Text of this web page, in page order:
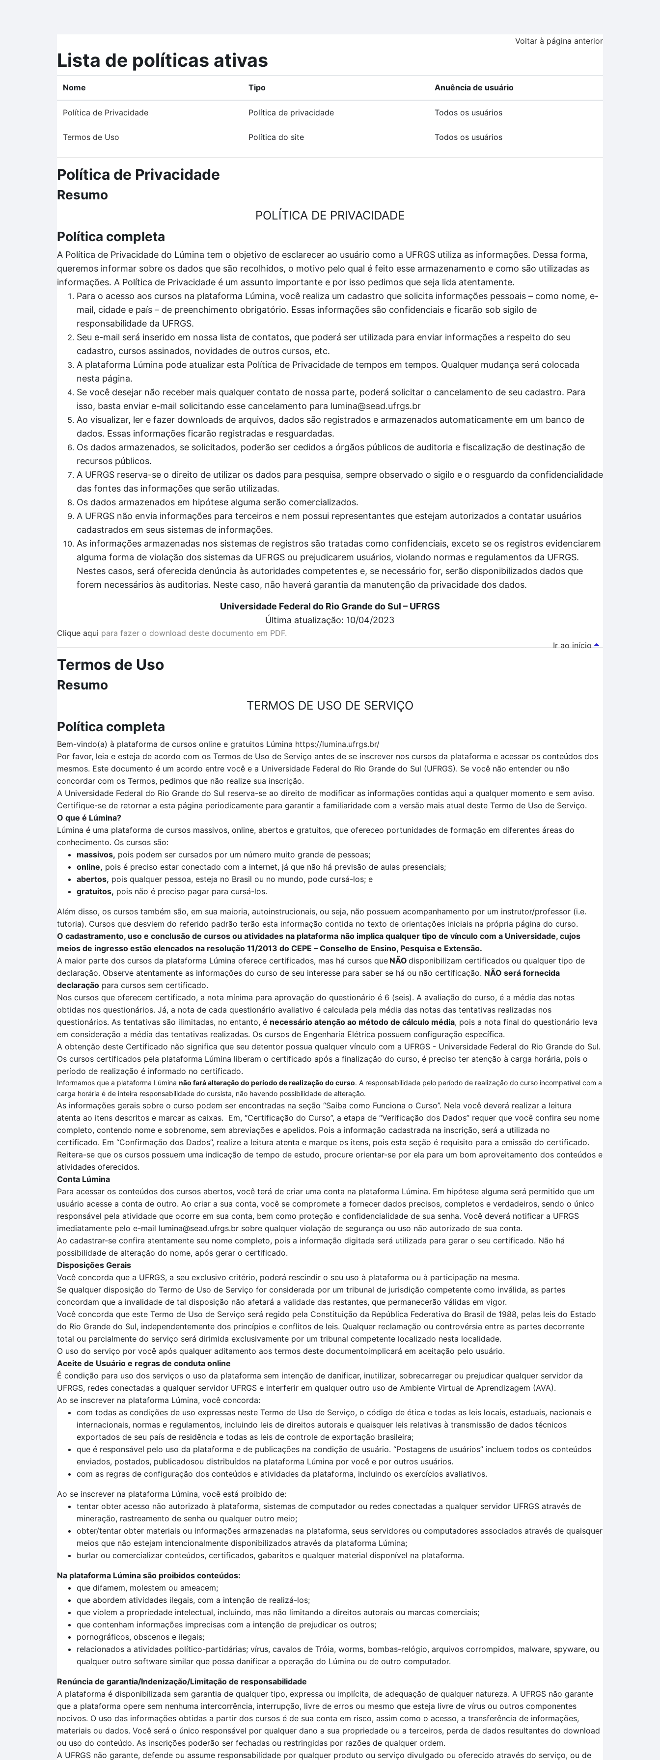
Voltar à página anterior
Lista de políticas ativas
Nome Tipo Anuência de usuário
Política de Privacidade Política de privacidade Todos os usuários
Termos de Uso Política do site Todos os usuários
Política de Privacidade
Resumo
POLÍTICA DE PRIVACIDADE
Política completa
A Política de Privacidade do Lúmina tem o objetivo de esclarecer ao usuário como a UFRGS utiliza as informações. Dessa forma,
queremos informar sobre os dados que são recolhidos, o motivo pelo qual é feito esse armazenamento e como são utilizadas as
informações. A Política de Privacidade é um assunto importante e por isso pedimos que seja lida atentamente.
Para o acesso aos cursos na plataforma Lúmina, você realiza um cadastro que solicita informações pessoais – como nome, e-
mail, cidade e país – de preenchimento obrigatório. Essas informações são confidenciais e ficarão sob sigilo de
responsabilidade da UFRGS.
Seu e-mail será inserido em nossa lista de contatos, que poderá ser utilizada para enviar informações a respeito do seu
cadastro, cursos assinados, novidades de outros cursos, etc.
A plataforma Lúmina pode atualizar esta Política de Privacidade de tempos em tempos. Qualquer mudança será colocada
nesta página.
Se você desejar não receber mais qualquer contato de nossa parte, poderá solicitar o cancelamento de seu cadastro. Para
isso, basta enviar e-mail solicitando esse cancelamento para lumina@sead.ufrgs.br
Ao visualizar, ler e fazer downloads de arquivos, dados são registrados e armazenados automaticamente em um banco de
dados. Essas informações ficarão registradas e resguardadas.
Os dados armazenados, se solicitados, poderão ser cedidos a órgãos públicos de auditoria e fiscalização de destinação de
recursos públicos.
A UFRGS reserva-se o direito de utilizar os dados para pesquisa, sempre observado o sigilo e o resguardo da confidencialidade
das fontes das informações que serão utilizadas.
Os dados armazenados em hipótese alguma serão comercializados.
A UFRGS não envia informações para terceiros e nem possui representantes que estejam autorizados a contatar usuários
cadastrados em seus sistemas de informações.
As informações armazenadas nos sistemas de registros são tratadas como confidenciais, exceto se os registros evidenciarem
alguma forma de violação dos sistemas da UFRGS ou prejudicarem usuários, violando normas e regulamentos da UFRGS.
Nestes casos, será oferecida denúncia às autoridades competentes e, se necessário for, serão disponibilizados dados que
forem necessários às auditorias. Neste caso, não haverá garantia da manutenção da privacidade dos dados.
Universidade Federal do Rio Grande do Sul – UFRGS
Última atualização: 10/04/2023
Clique aqui para fazer o download deste documento em PDF.
Ir ao início
Termos de Uso
Resumo
TERMOS DE USO DE SERVIÇO
Política completa
Bem-vindo(a) à plataforma de cursos online e gratuitos Lúmina https://lumina.ufrgs.br/
Por favor, leia e esteja de acordo com os Termos de Uso de Serviço antes de se inscrever nos cursos da plataforma e acessar os conteúdos dos
mesmos. Este documento é um acordo entre você e a Universidade Federal do Rio Grande do Sul (UFRGS). Se você não entender ou não
concordar com os Termos, pedimos que não realize sua inscrição.
A Universidade Federal do Rio Grande do Sul reserva-se ao direito de modificar as informações contidas aqui a qualquer momento e sem aviso.
Certifique-se de retornar a esta página periodicamente para garantir a familiaridade com a versão mais atual deste Termo de Uso de Serviço.
O que é Lúmina?
Lúmina é uma plataforma de cursos massivos, online, abertos e gratuitos, que ofereceo portunidades de formação em diferentes áreas do
conhecimento. Os cursos são:
massivos, pois podem ser cursados por um número muito grande de pessoas;
online, pois é preciso estar conectado com a internet, já que não há previsão de aulas presenciais;
abertos, pois qualquer pessoa, esteja no Brasil ou no mundo, pode cursá-los; e
gratuitos, pois não é preciso pagar para cursá-los.
Além disso, os cursos também são, em sua maioria, autoinstrucionais, ou seja, não possuem acompanhamento por um instrutor/professor (i.e.
tutoria). Cursos que desviem do referido padrão terão esta informação contida no texto de orientações iniciais na própria página do curso.
O cadastramento, uso e conclusão de cursos ou atividades na plataforma não implica qualquer tipo de vínculo com a Universidade, cujos
meios de ingresso estão elencados na resolução 11/2013 do CEPE – Conselho de Ensino, Pesquisa e Extensão.
A maior parte dos cursos da plataforma Lúmina oferece certificados, mas há cursos que NÃO disponibilizam certificados ou qualquer tipo de
declaração. Observe atentamente as informações do curso de seu interesse para saber se há ou não certificação. NÃO será fornecida
declaraçãopara cursos sem certificado.
Nos cursos que oferecem certificado, a nota mínima para aprovação do questionário é 6 (seis). A avaliação do curso, é a média das notas
obtidas nos questionários. Já, a nota de cada questionário avaliativo é calculada pela média das notas das tentativas realizadas nos
questionários. As tentativas são ilimitadas, no entanto, é necessário atenção ao método de cálculo média, pois a nota final do questionário leva
em consideração a média das tentativas realizadas. Os cursos de Engenharia Elétrica possuem configuração específica.
A obtenção deste Certificado não significa que seu detentor possua qualquer vínculo com a UFRGS - Universidade Federal do Rio Grande do Sul.
Os cursos certificados pela plataforma Lúmina liberam o certificado após a finalização do curso, é preciso ter atenção à carga horária, pois o
período de realização é informado no certificado.
Informamos que a plataforma Lúmina não fará alteração do período de realização do curso. A responsabilidade pelo período de realização do curso incompatível com a
carga horária é de inteira responsabilidade do cursista, não havendo possibilidade de alteração.
As informações gerais sobre o curso podem ser encontradas na seção “Saiba como Funciona o Curso”. Nela você deverá realizar a leitura
atenta ao itens descritose marcar as caixas. Em, “Certificação do Curso”, a etapa de “Verificação dos Dados” requer que você confira seu nome
completo, contendo nome e sobrenome, sem abreviações e apelidos. Pois a informação cadastrada na inscrição, será a utilizada no
certificado. Em “Confirmação dos Dados”, realize a leitura atenta e marque os itens, pois esta seção é requisito para a emissão do certificado.
Reitera-se que os cursos possuem uma indicação de tempo de estudo, procure orientar-se por ela para um bom aproveitamento dos conteúdos e
atividades oferecidos.
Conta Lúmina
Para acessar os conteúdos dos cursos abertos, você terá de criar uma conta na plataforma Lúmina. Em hipótese alguma será permitido que um
usuário acesse a conta de outro. Ao criar a sua conta, você se compromete a fornecer dados precisos, completos e verdadeiros, sendo o único
responsável pela atividade que ocorre em sua conta, bem como proteção e confidencialidade de sua senha. Você deverá notificar a UFRGS
imediatamente pelo e-mail lumina@sead.ufrgs.br sobre qualquer violação de segurança ou uso não autorizado de sua conta.
Ao cadastrar-se confira atentamente seu nome completo, pois a informação digitada será utilizada para gerar o seu certificado. Não há
possibilidade de alteração do nome, após gerar o certificado.
Disposições Gerais
Você concorda que a UFRGS, a seu exclusivo critério, poderá rescindir o seu uso à plataforma ou à participação na mesma.
Se qualquer disposição do Termo de Uso de Serviço for considerada por um tribunal de jurisdição competente como inválida, as partes
concordam que a invalidade de tal disposição não afetará a validade das restantes, que permanecerão válidas em vigor.
Você concorda que este Termo de Uso de Serviço será regido pela Constituição da República Federativa do Brasil de 1988, pelas leis do Estado
do Rio Grande do Sul, independentemente dos princípios e conflitos de leis. Qualquer reclamação ou controvérsia entre as partes decorrente
total ou parcialmente do serviço será dirimida exclusivamente por um tribunal competente localizado nesta localidade.
O uso do serviço por você após qualquer aditamento aos termos deste documentoimplicará em aceitação pelo usuário.
Aceite de Usuário e regras de conduta online
É condição para uso dos serviços o uso da plataforma sem intenção de danificar, inutilizar, sobrecarregar ou prejudicar qualquer servidor da
UFRGS, redes conectadas a qualquer servidor UFRGS e interferir em qualquer outro uso de Ambiente Virtual de Aprendizagem (AVA).
Ao se inscrever na plataforma Lúmina, você concorda:
com todas as condições de uso expressas neste Termo de Uso de Serviço, o código de ética e todas as leis locais, estaduais, nacionais e
internacionais, normas e regulamentos, incluindo leis de direitos autorais e quaisquer leis relativas à transmissão de dados técnicos
exportados de seu país de residência e todas as leis de controle de exportação brasileira;
que é responsável pelo uso da plataforma e de publicações na condição de usuário. “Postagens de usuários” incluem todos os conteúdos
enviados, postados, publicadosou distribuídos na plataforma Lúmina por você e por outros usuários.
com as regras de configuração dos conteúdos e atividades da plataforma, incluindo os exercícios avaliativos.
Ao se inscrever na plataforma Lúmina, você está proibido de:
tentar obter acesso não autorizado à plataforma, sistemas de computador ou redes conectadas a qualquer servidor UFRGS através de
mineração, rastreamento de senha ou qualquer outro meio;
obter/tentar obter materiais ou informações armazenadas na plataforma, seus servidores ou computadores associados através de quaisquer
meios que não estejam intencionalmente disponibilizados através da plataforma Lúmina;
burlar ou comercializar conteúdos, certificados, gabaritos e qualquer material disponível na plataforma.
Na plataforma Lúmina são proibidos conteúdos:
que difamem, molestem ou ameacem;
que abordem atividades ilegais, com a intenção de realizá-los;
que violem a propriedade intelectual, incluindo, mas não limitando a direitos autorais ou marcas comerciais;
que contenham informações imprecisas com a intenção de prejudicar os outros;
pornográficos, obscenos e ilegais;
relacionados a atividades político-partidárias; vírus, cavalos de Tróia, worms, bombas-relógio, arquivos corrompidos, malware, spyware, ou
qualquer outro software similar que possa danificar a operação do Lúmina ou de outro computador.
Renúncia de garantia/Indenização/Limitação de responsabilidade
A plataforma é disponibilizada sem garantia de qualquer tipo, expressa ou implícita, de adequação de qualquer natureza. A UFRGS não garante
que a plataforma opere sem nenhuma intercorrência, interrupção, livre de erros ou mesmo que esteja livre de vírus ou outros componentes
nocivos. O uso das informações obtidas a partir dos cursos é de sua conta em risco, assim como o acesso, a transferência de informações,
materiais ou dados. Você será o único responsável por qualquer dano a sua propriedade ou a terceiros, perda de dados resultantes do download
ou uso do conteúdo. As inscrições poderão ser fechadas ou restringidas por razões de qualquer ordem.
A UFRGS não garante, defende ou assume responsabilidade por qualquer produto ou serviço divulgado ou oferecido através do serviço, ou de